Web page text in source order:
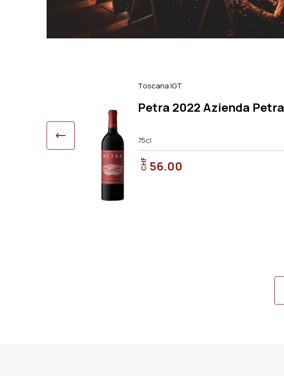
Toscana IGT
Petra 2022 Azienda Petra
75cl
CHF 56.00